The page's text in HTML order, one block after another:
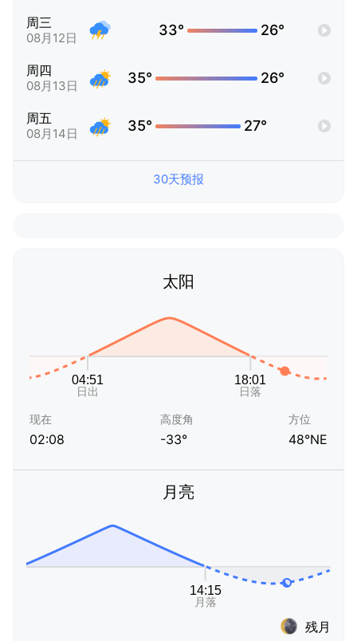
周三
08月12日 33° 26°
周四
08月13日 35° 26°
周五
08月14日 35° 27°
30天预报
太阳
现在
02:08
高度角
-33°
方位
48°NE
月亮
残月